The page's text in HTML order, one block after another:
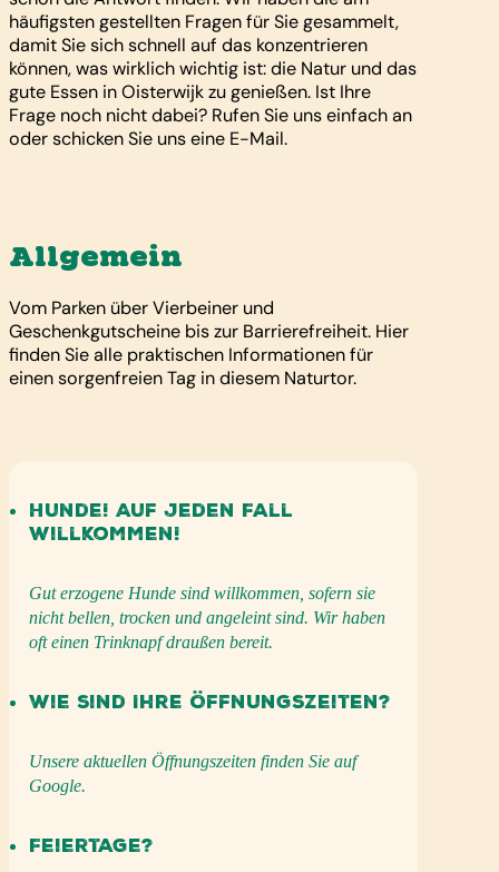
häufigsten gestellten Fragen für Sie gesammelt,
damit Sie sich schnell auf das konzentrieren
können, was wirklich wichtig ist: die Natur und das
gute Essen in Oisterwijk zu genießen. Ist Ihre
Frage noch nicht dabei? Rufen Sie uns einfach an
oder schicken Sie uns eine E-Mail.
Allgemein
Vom Parken über Vierbeiner und
Geschenkgutscheine bis zur Barrierefreiheit. Hier
finden Sie alle praktischen Informationen für
einen sorgenfreien Tag in diesem Naturtor.
Hunde! Auf jeden Fall
willkommen!
Gut erzogene Hunde sind willkommen, sofern sie
nicht bellen, trocken und angeleint sind. Wir haben
oft einen Trinknapf draußen bereit.
Wie sind Ihre Öffnungszeiten?
Unsere aktuellen Öffnungszeiten finden Sie auf
Google.
Feiertage?